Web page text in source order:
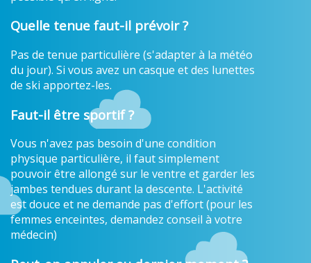
Quelle tenue faut-il prévoir ?
Pas de tenue particulière (s'adapter à la météo
du jour). Si vous avez un casque et des lunettes
de ski apportez-les.
Faut-il être sportif ?
Vous n'avez pas besoin d'une condition
physique particulière, il faut simplement
pouvoir être allongé sur le ventre et garder les
jambes tendues durant la descente. L'activité
est douce et ne demande pas d'effort (pour les
femmes enceintes, demandez conseil à votre
médecin)